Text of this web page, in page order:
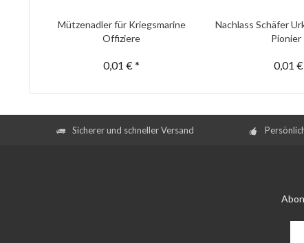
Mützenadler für Kriegsmarine
Offiziere
0,01 € *
Nachlass Schäfer
Pionier
0,01
Sicherer und schneller Versand